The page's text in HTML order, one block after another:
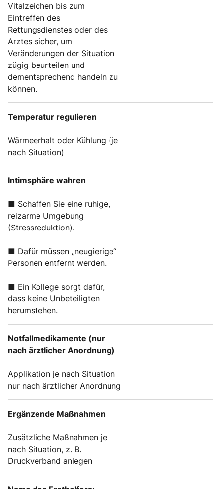
Vitalzeichen bis zum
Eintreffen des
Rettungsdienstes oder des
Arztes sicher, um
Veränderungen der Situation
zügig beurteilen und
dementsprechend handeln zu
können.
Temperatur regulieren
Wärmeerhalt oder Kühlung (je
nach Situation)
Intimsphäre wahren
■ Schaffen Sie eine ruhige,
reizarme Umgebung
(Stressreduktion).
■ Dafür müssen „neugierige“
Personen entfernt werden.
■ Ein Kollege sorgt dafür,
dass keine Unbeteiligten
herumstehen.
Notfallmedikamente (nur
nach ärztlicher Anordnung)
Applikation je nach Situation
nur nach ärztlicher Anordnung
Ergänzende Maßnahmen
Zusätzliche Maßnahmen je
nach Situation, z. B.
Druckverband anlegen